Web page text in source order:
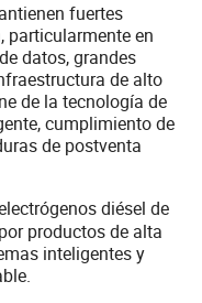
fuertes
particularmente en
datos, grandes
de alto
de la tecnología de
cumplimiento de
de postventa
diésel de
productos de alta
inteligentes y